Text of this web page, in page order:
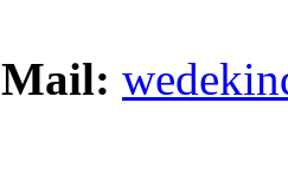
Mail: